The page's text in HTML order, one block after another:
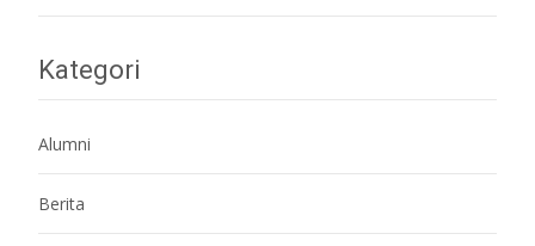
Kategori
Alumni
Berita